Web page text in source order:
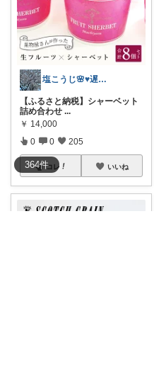
364件
塩こうじ🌸♥️遅れてます🙏💦
【ふるさと納税】シャーベット
詰め合わせ ...
￥ 14,000
0 0 205
コレ いいね